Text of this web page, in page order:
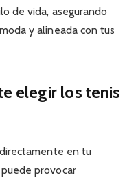
de vida, asegurando
y alineada con tus
elegir los tenis
en tu
provocar